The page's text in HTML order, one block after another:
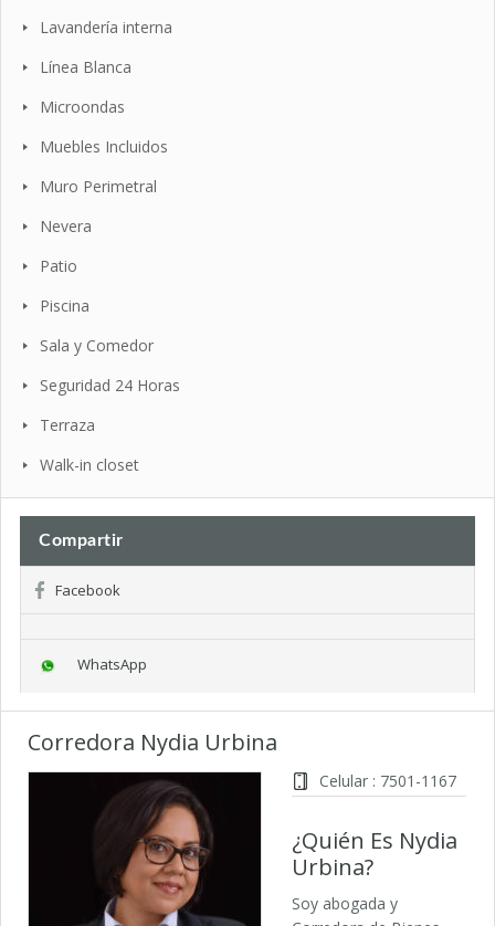
Lavandería interna
Línea Blanca
Microondas
Muebles Incluidos
Muro Perimetral
Nevera
Patio
Piscina
Sala y Comedor
Seguridad 24 Horas
Terraza
Walk-in closet
Compartir
Facebook
WhatsApp
Corredora Nydia Urbina
Celular : 7501-1167
¿Quién Es Nydia
Urbina?
Soy abogada y